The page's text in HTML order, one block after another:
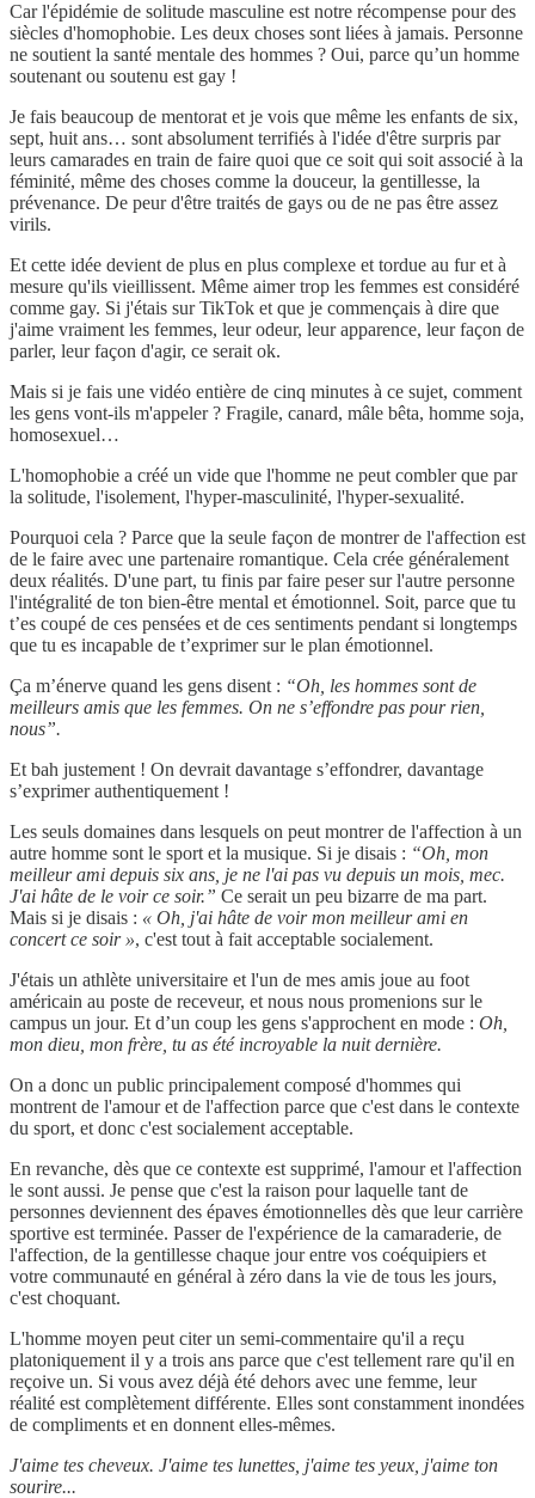
Car l'épidémie de solitude masculine est notre récompense pour des
siècles d'homophobie. Les deux choses sont liées à jamais. Personne
ne soutient la santé mentale des hommes ? Oui, parce qu’un homme
soutenant ou soutenu est gay !
Je fais beaucoup de mentorat et je vois que même les enfants de six,
sept, huit ans… sont absolument terrifiés à l'idée d'être surpris par
leurs camarades en train de faire quoi que ce soit qui soit associé à la
féminité, même des choses comme la douceur, la gentillesse, la
prévenance. De peur d'être traités de gays ou de ne pas être assez
virils.
Et cette idée devient de plus en plus complexe et tordue au fur et à
mesure qu'ils vieillissent. Même aimer trop les femmes est considéré
comme gay. Si j'étais sur TikTok et que je commençais à dire que
j'aime vraiment les femmes, leur odeur, leur apparence, leur façon de
parler, leur façon d'agir, ce serait ok.
Mais si je fais une vidéo entière de cinq minutes à ce sujet, comment
les gens vont-ils m'appeler ? Fragile, canard, mâle bêta, homme soja,
homosexuel…
L'homophobie a créé un vide que l'homme ne peut combler que par
la solitude, l'isolement, l'hyper-masculinité, l'hyper-sexualité.
Pourquoi cela ? Parce que la seule façon de montrer de l'affection est
de le faire avec une partenaire romantique. Cela crée généralement
deux réalités. D'une part, tu finis par faire peser sur l'autre personne
l'intégralité de ton bien-être mental et émotionnel. Soit, parce que tu
t’es coupé de ces pensées et de ces sentiments pendant si longtemps
que tu es incapable de t’exprimer sur le plan émotionnel.
Ça m’énerve quand les gens disent : “Oh, les hommes sont de
meilleurs amis que les femmes. On ne s’effondre pas pour rien,
nous”.
Et bah justement ! On devrait davantage s’effondrer, davantage
s’exprimer authentiquement !
Les seuls domaines dans lesquels on peut montrer de l'affection à un
autre homme sont le sport et la musique. Si je disais : “Oh, mon
meilleur ami depuis six ans, je ne l'ai pas vu depuis un mois, mec.
J'ai hâte de le voir ce soir.” Ce serait un peu bizarre de ma part.
Mais si je disais : « Oh, j'ai hâte de voir mon meilleur ami en
concert ce soir », c'est tout à fait acceptable socialement.
J'étais un athlète universitaire et l'un de mes amis joue au foot
américain au poste de receveur, et nous nous promenions sur le
campus un jour. Et d’un coup les gens s'approchent en mode : Oh,
mon dieu, mon frère, tu as été incroyable la nuit dernière.
On a donc un public principalement composé d'hommes qui
montrent de l'amour et de l'affection parce que c'est dans le contexte
du sport, et donc c'est socialement acceptable.
En revanche, dès que ce contexte est supprimé, l'amour et l'affection
le sont aussi. Je pense que c'est la raison pour laquelle tant de
personnes deviennent des épaves émotionnelles dès que leur carrière
sportive est terminée. Passer de l'expérience de la camaraderie, de
l'affection, de la gentillesse chaque jour entre vos coéquipiers et
votre communauté en général à zéro dans la vie de tous les jours,
c'est choquant.
L'homme moyen peut citer un semi-commentaire qu'il a reçu
platoniquement il y a trois ans parce que c'est tellement rare qu'il en
reçoive un. Si vous avez déjà été dehors avec une femme, leur
réalité est complètement différente. Elles sont constamment inondées
de compliments et en donnent elles-mêmes.
J'aime tes cheveux. J'aime tes lunettes, j'aime tes yeux, j'aime ton
sourire...